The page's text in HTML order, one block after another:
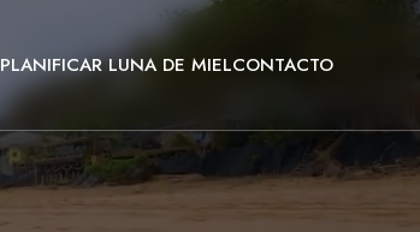
PLANIFICAR LUNA DE MIELCONTACTO